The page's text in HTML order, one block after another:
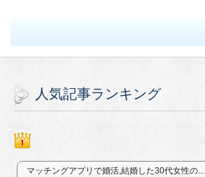
人気記事ランキング
マッチングアプリで婚活,結婚した30代女性の...